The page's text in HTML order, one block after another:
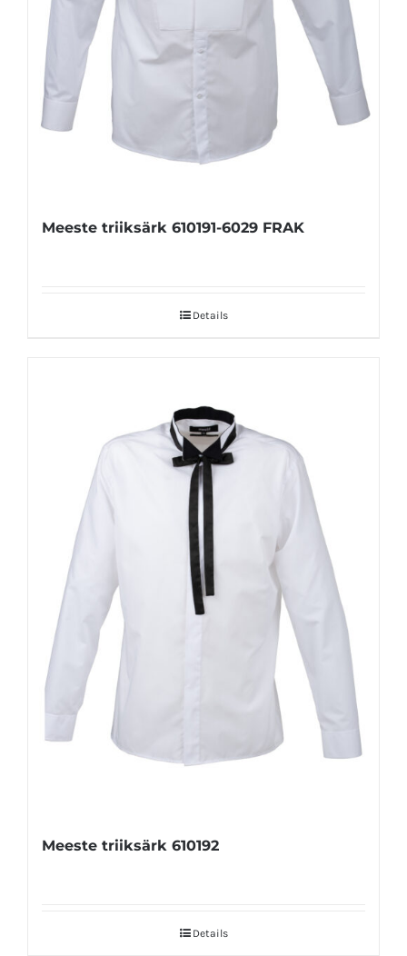
Meeste triiksärk 610191-6029 FRAK
Details
Meeste triiksärk 610192
Details